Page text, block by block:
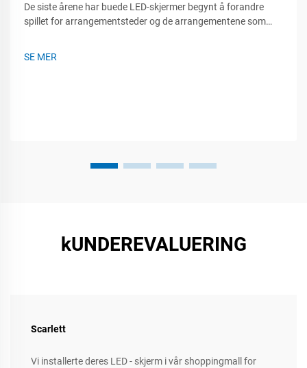
De siste årene har buede LED-skjermer begynt å forandre
spillet for arrangementsteder og de arrangementene som
SE MER
kUNDEREVALUERING
Scarlett
Vi installerte deres LED - skjerm i vår shoppingmall for